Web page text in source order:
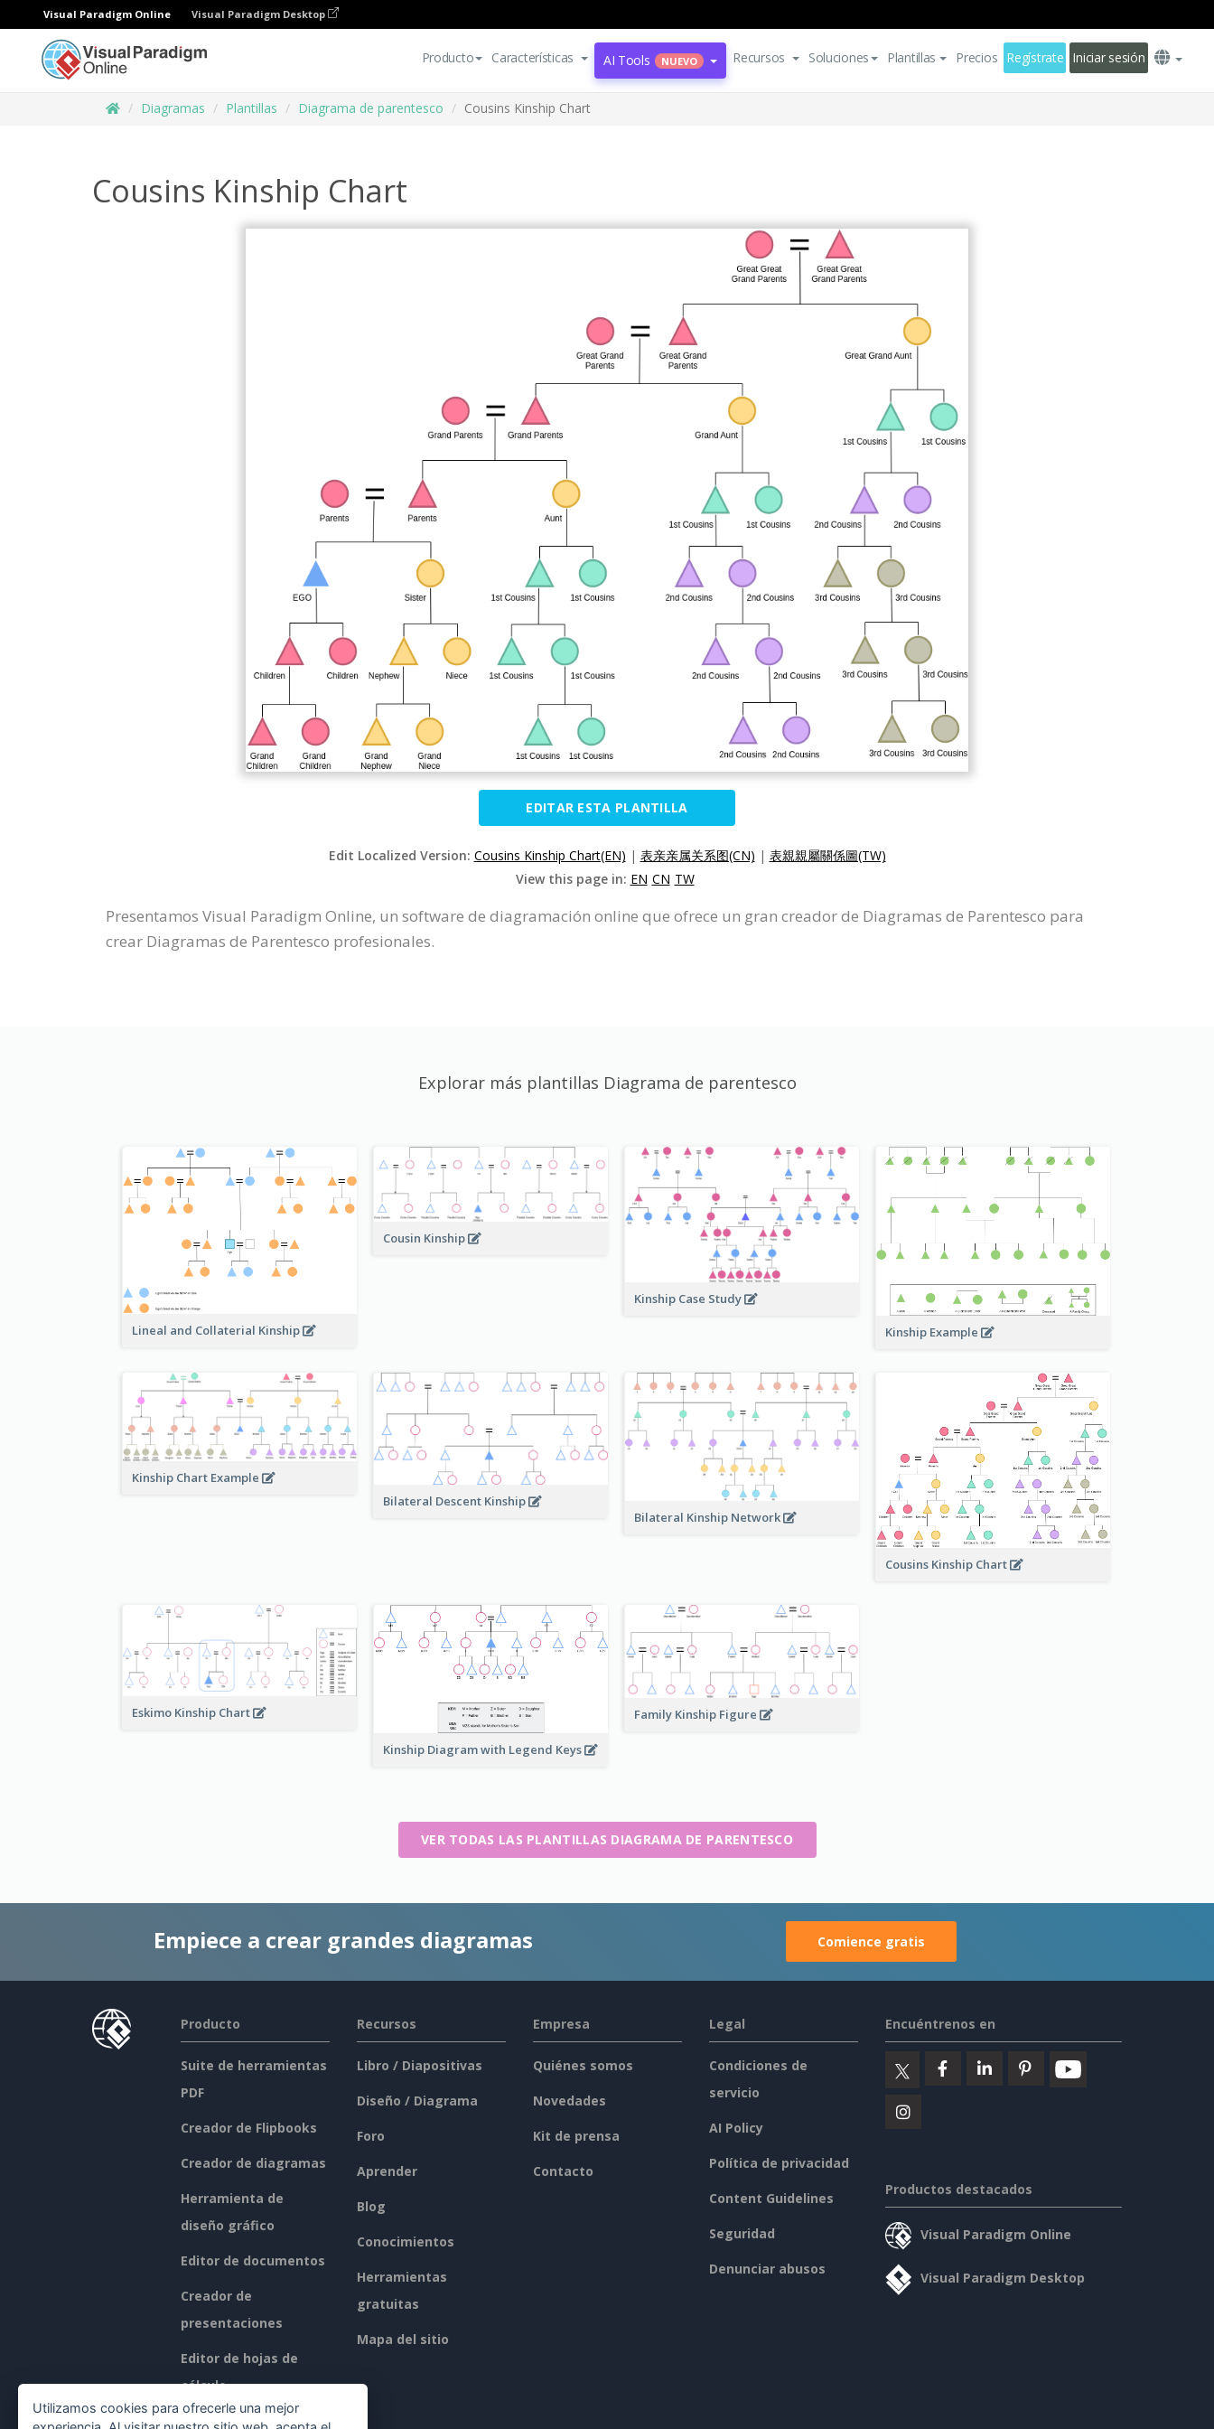
Visual Paradigm Online Visual Paradigm Desktop
Producto Características AI Tools NUEVO Recursos Soluciones Plantillas Precios Regístrate Iniciar sesión
Diagramas Plantillas Diagrama de parentesco Cousins Kinship Chart
Cousins Kinship Chart
EDITAR ESTA PLANTILLA
Edit Localized Version: Cousins Kinship Chart(EN) | 表亲亲属关系图(CN) | 表親親屬關係圖(TW)
View this page in: EN CN TW
Presentamos Visual Paradigm Online, un software de diagramación online que ofrece un gran creador de Diagramas de Parentesco para
crear Diagramas de Parentesco profesionales.
Explorar más plantillas Diagrama de parentesco
Lineal and Collaterial Kinship
Cousin Kinship
Kinship Case Study
Kinship Example
Kinship Chart Example
Bilateral Descent Kinship
Bilateral Kinship Network
Cousins Kinship Chart
Eskimo Kinship Chart
Kinship Diagram with Legend Keys
Family Kinship Figure
VER TODAS LAS PLANTILLAS DIAGRAMA DE PARENTESCO
Empiece a crear grandes diagramas Comience gratis
Producto
Suite de herramientas
PDF
Creador de Flipbooks
Creador de diagramas
Herramienta de
diseño gráfico
Editor de documentos
Creador de
presentaciones
Editor de hojas de
cálculo
Precios
Recursos
Libro / Diapositivas
Diseño / Diagrama
Foro
Aprender
Blog
Conocimientos
Herramientas
gratuitas
Mapa del sitio
Empresa
Quiénes somos
Novedades
Kit de prensa
Contacto
Legal
Condiciones de
servicio
AI Policy
Política de privacidad
Content Guidelines
Seguridad
Denunciar abusos
Encuéntrenos en
Productos destacados
Visual Paradigm Online
Visual Paradigm Desktop
Utilizamos cookies para ofrecerle una mejor